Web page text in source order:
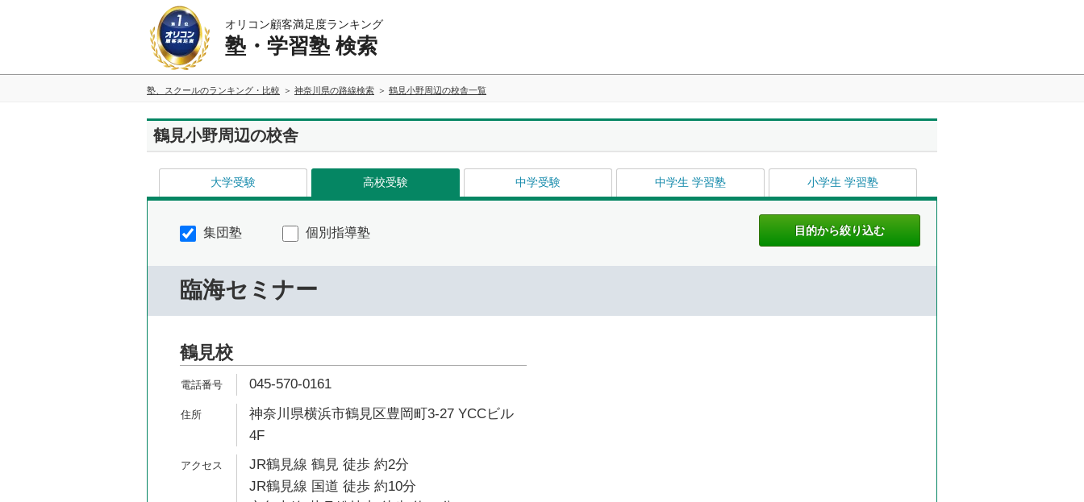
オリコン顧客満足度ランキング
塾・学習塾 検索
塾、スクールのランキング・比較 神奈川県の路線検索 鶴見小野周辺の校舎一覧
鶴見小野周辺の校舎
大学受験 高校受験 中学受験 中学生 学習塾 小学生 学習塾
集団塾 個別指導塾
臨海セミナー
鶴見校
045-570-0161
神奈川県横浜市鶴見区豊岡町3-27 YCCビル
4F
JR鶴見線 鶴見 徒歩 約2分
JR鶴見線 国道 徒歩 約10分